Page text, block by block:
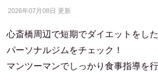
2026年07月08日 更新
心斎橋周辺で短期でダイエットをし
パーソナルジムをチェック！
マンツーマンでしっかり食事指導を